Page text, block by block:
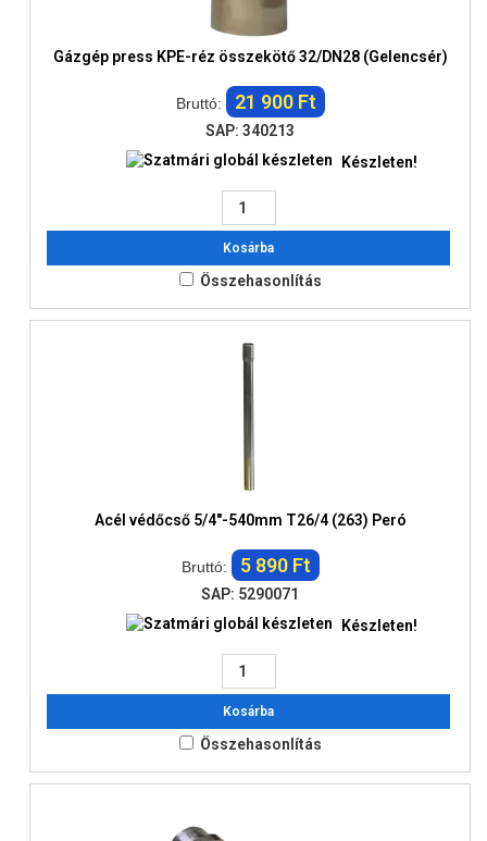
Gázgép press KPE-réz összekötő 32/DN28 (Gelencsér)
Bruttó: 21 900 Ft
SAP: 340213
Készleten!
Kosárba
Összehasonlítás
Acél védőcső 5/4"-540mm T26/4 (263) Peró
Bruttó: 5 890 Ft
SAP: 5290071
Készleten!
Kosárba
Összehasonlítás